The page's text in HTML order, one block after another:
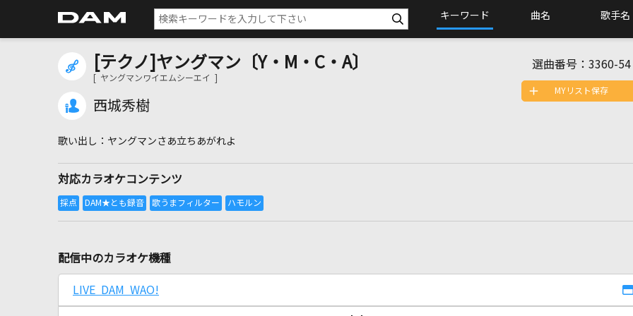
キーワード 曲名 歌手名
[テクノ]ヤングマン〔Y・M・C・A〕
[ ヤングマンワイエムシーエイ ]
西城秀樹
選曲番号： 3360-54
ヤングマンさあ立ちあがれよ
対応カラオケコンテンツ
MYリスト保存
配信中のカラオケ機種
LIVE DAM WAO!